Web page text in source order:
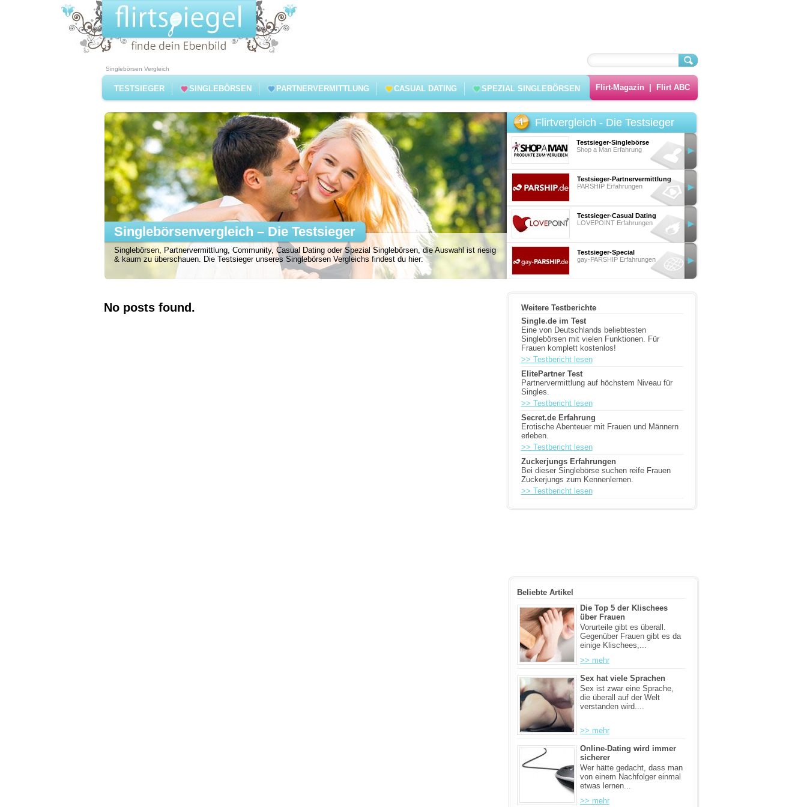
Singlebörsen Vergleich
TESTSIEGER SINGLEBÖRSEN PARTNERVERMITTLUNG CASUAL DATING SPEZIAL SINGLEBÖRSEN Flirt-Magazin|Flirt ABC
Singlebörsen, Partnervermittlung, Community, Casual Dating oder Spezial Singlebörsen, die Auswahl ist riesig
& kaum zu überschauen. Die Testsieger unseres Singlebörsen Vergleichs findest du hier:
Singlebörsenvergleich – Die Testsieger
Flirtvergleich - Die Testsieger
Testsieger-Singlebörse
Shop a Man Erfahrung
Testsieger-Partnervermittlung
PARSHIP Erfahrungen
Testsieger-Casual Dating
LOVEPOINT Erfahrungen
Testsieger-Special
gay-PARSHIP Erfahrungen
No posts found.
Weitere Testberichte
Single.de im Test
Eine von Deutschlands beliebtesten
Singlebörsen mit vielen Funktionen. Für
Frauen komplett kostenlos!
>> Testbericht lesen
ElitePartner Test
Partnervermittlung auf höchstem Niveau für
Singles.
>> Testbericht lesen
Secret.de Erfahrung
Erotische Abenteuer mit Frauen und Männern
erleben.
>> Testbericht lesen
Zuckerjungs Erfahrungen
Bei dieser Singlebörse suchen reife Frauen
Zuckerjungs zum Kennenlernen.
>> Testbericht lesen
Beliebte Artikel
Die Top 5 der Klischees
über Frauen
Vorurteile gibt es überall.
Gegenüber Frauen gibt es da
einige Klischees,...
>> mehr
Sex hat viele Sprachen
Sex ist zwar eine Sprache,
die überall auf der Welt
verstanden wird....
>> mehr
Online-Dating wird immer
sicherer
Wer hätte gedacht, dass man
von einem Nachfolger einmal
etwas lernen...
>> mehr